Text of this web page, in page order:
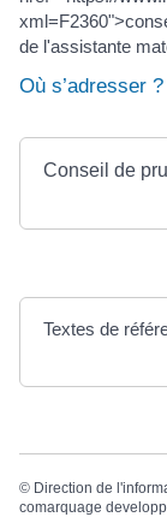
de l'assistante
Où s’adresser ?
Conseil de
Textes de
© Direction de
comarquage